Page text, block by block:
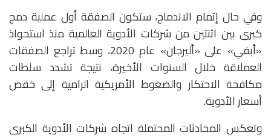
وفي حال إتمام الاندماج، ستكون الصفقة أول عملية دمج
كبرى بين اثنتين من شركات الأدوية العالمية منذ استحواذ
«أبفي» على «أليرجان» عام 2020، وسط تراجع الصفقات
العملاقة خلال السنوات الأخيرة، نتيجة تشدد سلطات
مكافحة الاحتكار والضغوط الأمريكية الرامية إلى خفض
أسعار الأدوية.
وتعكس المحادثات المحتملة اتجاه شركات الأدوية الكبرى